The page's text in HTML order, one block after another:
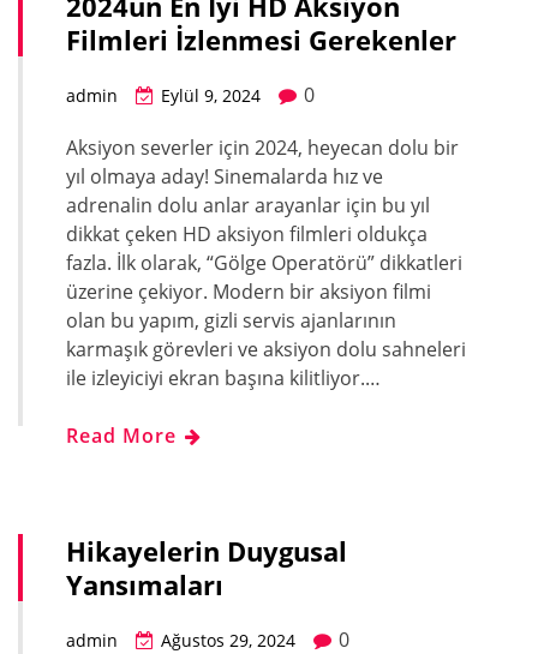
Filmleri İzlenmesi Gerekenler
admin Eylül 9, 2024
0
Aksiyon severler için 2024, heyecan dolu bir
yıl olmaya aday! Sinemalarda hız ve
adrenalin dolu anlar arayanlar için bu yıl
dikkat çeken HD aksiyon filmleri oldukça
fazla. İlk olarak, “Gölge Operatörü” dikkatleri
üzerine çekiyor. Modern bir aksiyon filmi
olan bu yapım, gizli servis ajanlarının
karmaşık görevleri ve aksiyon dolu sahneleri
ile izleyiciyi ekran başına kilitliyor.…
Read More
Hikayelerin Duygusal
Yansımaları
admin Ağustos 29, 2024
0